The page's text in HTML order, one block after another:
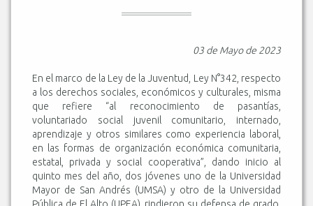
03 de Mayo de 2023
En el marco de la Ley de la Juventud, Ley N°342, respecto
a los derechos sociales, económicos y culturales, misma
que refiere “al reconocimiento de pasantías,
voluntariado social juvenil comunitario, internado,
aprendizaje y otros similares como experiencia laboral,
en las formas de organización económica comunitaria,
estatal, privada y social cooperativa”, dando inicio al
quinto mes del año, dos jóvenes uno de la Universidad
Mayor de San Andrés (UMSA) y otro de la Universidad